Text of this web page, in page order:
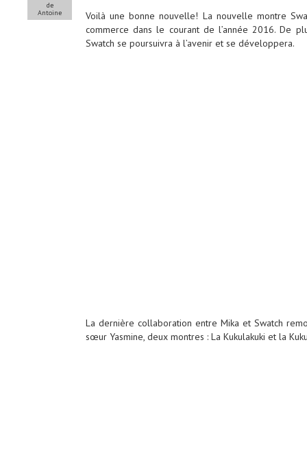
de
Antoine
Voilà une bonne nouvelle! La nouvelle montre
commerce dans le courant de l’année 2016. De
Swatch se poursuivra à l’avenir et se développera.
La dernière collaboration entre Mika et Swatch
sœur Yasmine, deux montres : La Kukulakuki et la